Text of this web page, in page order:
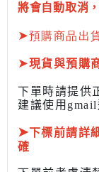
將會自動取消
➤預購商品出
➤現貨與預購
下單時請提供
建議使用
➤下標前請詳
確